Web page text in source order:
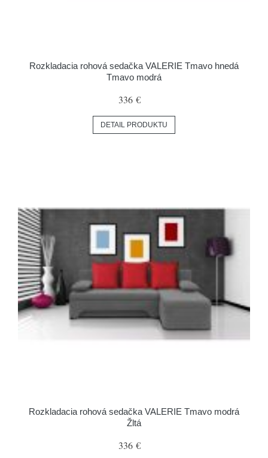
Rozkladacia rohová sedačka VALERIE Tmavo hnedá
Tmavo modrá
336 €
DETAIL PRODUKTU
Rozkladacia rohová sedačka VALERIE Tmavo modrá
Žltá
336 €